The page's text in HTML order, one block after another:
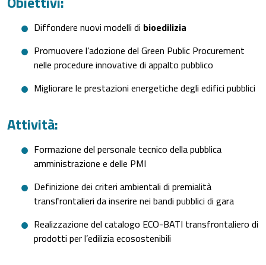
Diffondere nuovi modelli di bioedilizia
Promuovere l’adozione del Green Public Procurement
nelle procedure innovative di appalto pubblico
Migliorare le prestazioni energetiche degli edifici pubblici
Attività:
Formazione del personale tecnico della pubblica
amministrazione e delle PMI
Definizione dei criteri ambientali di premialità
transfrontalieri da inserire nei bandi pubblici di gara
Realizzazione del catalogo ECO-BATI transfrontaliero di
prodotti per l’edilizia ecosostenibili